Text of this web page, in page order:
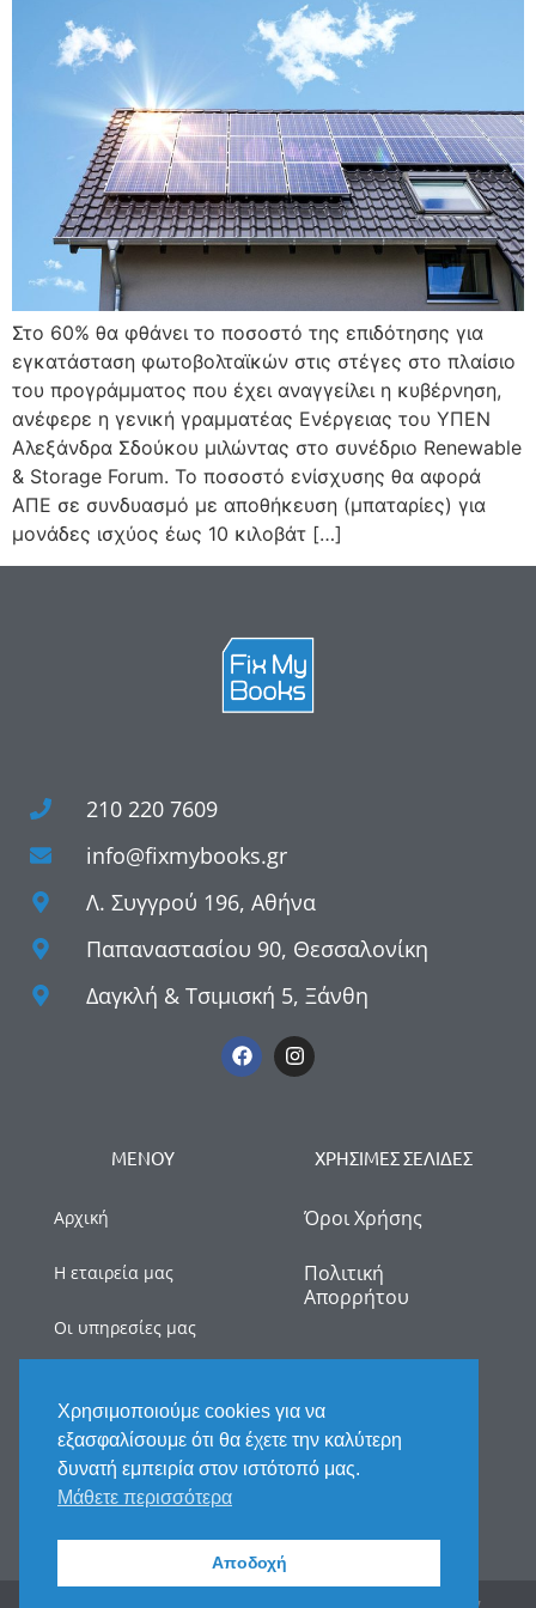
Στο 60% θα φθάνει το ποσοστό της επιδότησης για
εγκατάσταση φωτοβολταϊκών στις στέγες στο πλαίσιο
του προγράμματος που έχει αναγγείλει η κυβέρνηση,
ανέφερε η γενική γραμματέας Ενέργειας του ΥΠΕΝ
Αλεξάνδρα Σδούκου μιλώντας στο συνέδριο Renewable
& Storage Forum. Το ποσοστό ενίσχυσης θα αφορά
ΑΠΕ σε συνδυασμό με αποθήκευση (μπαταρίες) για
μονάδες ισχύος έως 10 κιλοβάτ […]
210 220 7609
info@fixmybooks.gr
Λ. Συγγρού 196, Αθήνα
Παπαναστασίου 90, Θεσσαλονίκη
Δαγκλή & Τσιμισκή 5, Ξάνθη
ΜΕΝΟΥ
Αρχική
Η εταιρεία μας
Οι υπηρεσίες μας
Νέα
Επικοινωνία
ΧΡΗΣΙΜΕΣ ΣΕΛΙΔΕΣ
Όροι Χρήσης
Πολιτική
Απορρήτου
2025 © All rights reserved. Handcrafted by Fix My
Χρησιμοποιούμε cookies για να
εξασφαλίσουμε ότι θα έχετε την καλύτερη
δυνατή εμπειρία στον ιστότοπό μας.
Μάθετε περισσότερα
Αποδοχή